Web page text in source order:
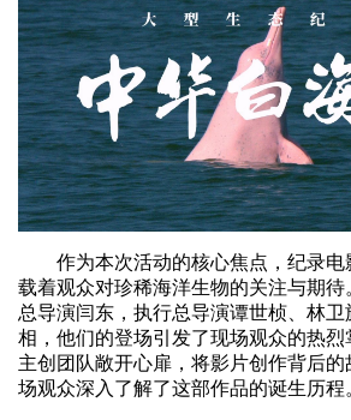
作为本次活动的核心焦点，纪录电
载着观众对珍稀海洋生物的关注与期
总导演闫东，执行总导演谭世桢、林
相，他们的登场引发了现场观众的热烈
主创团队敞开心扉，将影片创作背后
场观众深入了解了这部作品的诞生历程